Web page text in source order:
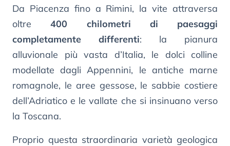
Da Piacenza fino a Rimini, la vite attraversa
oltre 400 chilometri di paesaggi
completamente differenti: la pianura
alluvionale più vasta d’Italia, le dolci colline
modellate dagli Appennini, le antiche marne
romagnole, le aree gessose, le sabbie costiere
dell’Adriatico e le vallate che si insinuano verso
la Toscana.
Proprio questa straordinaria varietà geologica